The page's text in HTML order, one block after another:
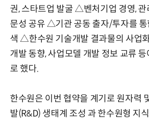
권, 스타트업 발굴 △벤처기업 경영, 관
문성 공유 △기관 공동 출자/투자를 통
색 △한수원 기술개발 결과물의 사업
개발 동향, 사업모델 개발 정보 교류 등
로 했다.
한수원은 이번 협약을 계기로 원자력
발(R&D) 생태계 조성 과 한수원형 지